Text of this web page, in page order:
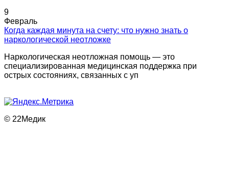
9
Февраль
Когда каждая минута на счету: что нужно знать о
наркологической неотложке
Наркологическая неотложная помощь — это
специализированная медицинская поддержка при
острых состояниях, связанных с уп
© 22Медик